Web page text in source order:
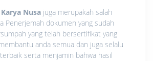
Nusa juga merupakah salah
Penerjemah dokumen yang sudah
yang telah bersertifikat yang
anda semua dan juga selalu
serta menjamin bahwa hasil